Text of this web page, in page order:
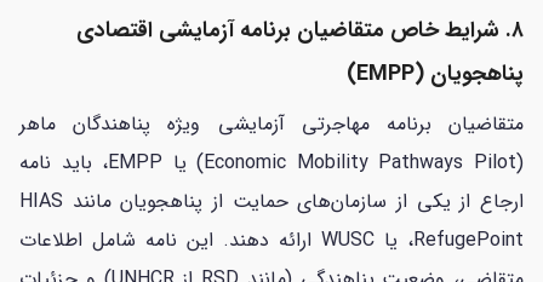
۸. شرایط خاص متقاضیان برنامه آزمایشی اقتصادی
پناهجویان (EMPP)
متقاضیان برنامه مهاجرتی آزمایشی ویژه پناهندگان ماهر
(Economic Mobility Pathways Pilot) یا EMPP، باید نامه
ارجاع از یکی از سازمان‌های حمایت از پناهجویان مانند HIAS
،RefugePoint یا WUSC ارائه دهند. این نامه شامل اطلاعات